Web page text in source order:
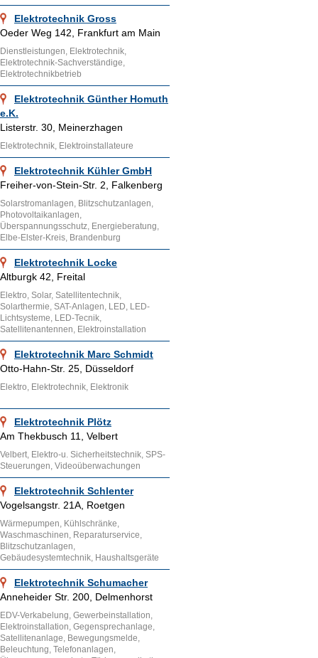
Elektrotechnik Gross
Oeder Weg 142, Frankfurt am Main
Dienstleistungen, Elektrotechnik,
Elektrotechnik-Sachverständige,
Elektrotechnikbetrieb
Elektrotechnik Günther Homuth
e.K.
Listerstr. 30, Meinerzhagen
Elektrotechnik, Elektroinstallateure
Elektrotechnik Kühler GmbH
Freiher-von-Stein-Str. 2, Falkenberg
Solarstromanlagen, Blitzschutzanlagen,
Photovoltaikanlagen,
Überspannungsschutz, Energieberatung,
Elbe-Elster-Kreis, Brandenburg
Elektrotechnik Locke
Altburgk 42, Freital
Elektro, Solar, Satellitentechnik,
Solarthermie, SAT-Anlagen, LED, LED-
Lichtsysteme, LED-Tecnik,
Satellitenantennen, Elektroinstallation
Elektrotechnik Marc Schmidt
Otto-Hahn-Str. 25, Düsseldorf
Elektro, Elektrotechnik, Elektronik
Elektrotechnik Plötz
Am Thekbusch 11, Velbert
Velbert, Elektro-u. Sicherheitstechnik, SPS-
Steuerungen, Videoüberwachungen
Elektrotechnik Schlenter
Vogelsangstr. 21A, Roetgen
Wärmepumpen, Kühlschränke,
Waschmaschinen, Reparaturservice,
Blitzschutzanlagen,
Gebäudesystemtechnik, Haushaltsgeräte
Elektrotechnik Schumacher
Anneheider Str. 200, Delmenhorst
EDV-Verkabelung, Gewerbeinstallation,
Elektroinstallation, Gegensprechanlage,
Satellitenanlage, Bewegungsmelde,
Beleuchtung, Telefonanlagen,